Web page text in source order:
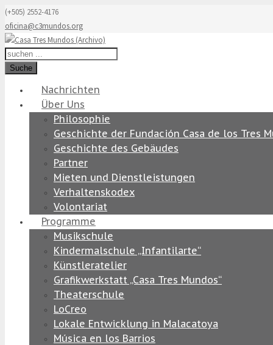
(+505) 2552-4176
oficina@c3mundos.org
Suche
Nachrichten
Über Uns
Philosophie
Geschichte der Fundación Casa de los Tres
Geschichte des Gebäudes
Partner
Mieten und Dienstleistungen
Verhaltenskodex
Volontariat
Programme
Musikschule
Kindermalschule „Infantilarte“
Künstleratelier
Grafikwerkstatt „Casa Tres Mundos“
Theaterschule
LoCreo
Lokale Entwicklung in Malacatoya
Música en los Barrios